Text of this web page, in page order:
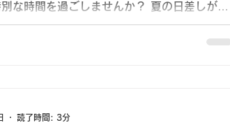
な時間を過ごしませんか？ 夏の日差しがま
7月。 ふわりと吹き抜ける風。 空の青さ、
ンを包む緑のにおい。...
読了時間: 3分